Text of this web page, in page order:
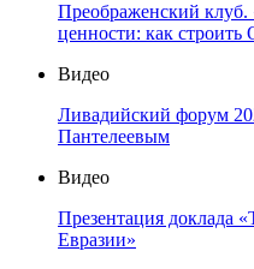
Преображенский
ценности: как строить
Видео
Ливадийский форум
Пантелеевым
Видео
Презентация доклада
Евразии»